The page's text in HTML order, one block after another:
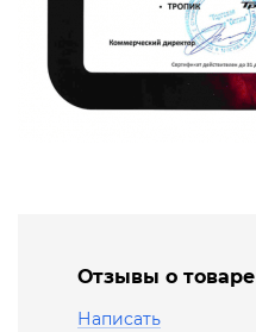
Отзывы о товаре
Написать